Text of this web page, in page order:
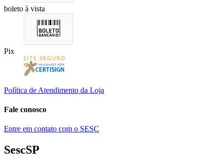
boleto à vista
Pix
Política de Atendimento da Loja
Fale conosco
Entre em contato com o SESC
SescSP